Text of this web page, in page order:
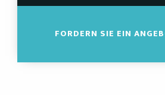
FORDERN SIE EIN